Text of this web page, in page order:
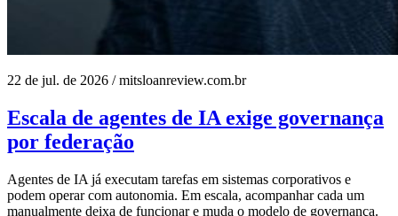
22 de jul. de 2026 / mitsloanreview.com.br
Escala de agentes de IA exige governança
por federação
Agentes de IA já executam tarefas em sistemas corporativos e
podem operar com autonomia. Em escala, acompanhar cada um
manualmente deixa de funcionar e muda o modelo de governança.